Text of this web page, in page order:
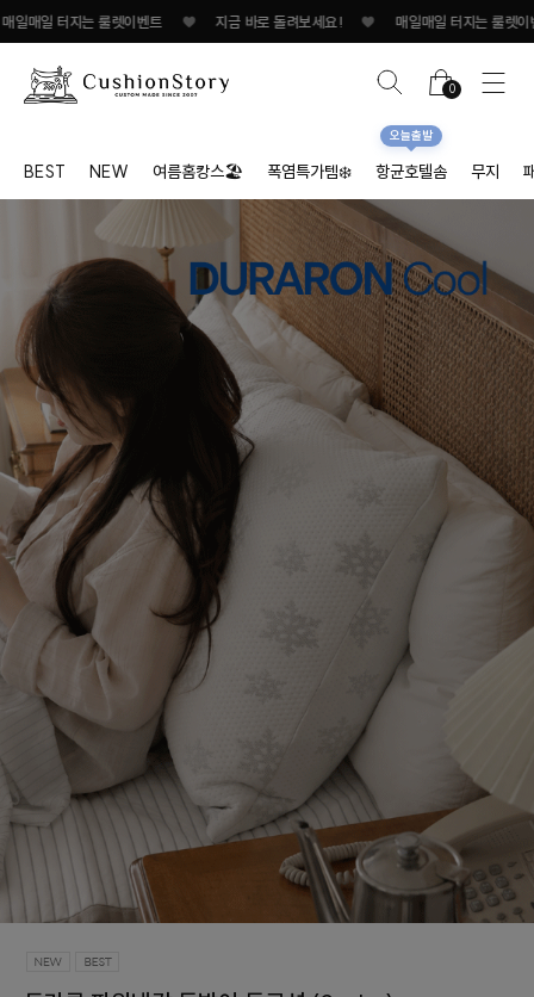
는 룰렛이벤트 ♥ 지금 바로 돌려보세요! ♥ 매일매일 터지는 룰렛이벤트 ♥
0
BEST NEW 여름홈캉스🏖 폭염특가템❄️ 항균호텔솜
오늘출발
무지